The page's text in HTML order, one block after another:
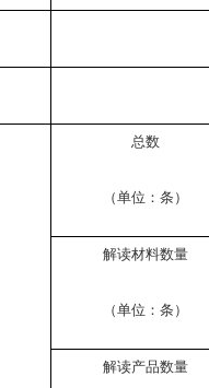
总数
（单位：条）
解读材料数量
（单位：条）
解读产品数量